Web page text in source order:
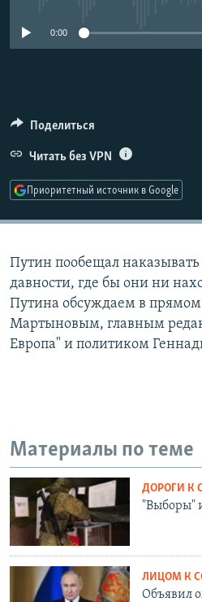
Все сайты РСЕ/РС
0:00
Поделиться
Читать без VPN
Приоритетный источник в Google
Путин пообещал наказывать
давности, где бы они ни
Путина обсуждаем в
Мартыновым, главным
Европа" и политиком
Материалы по теме
ДОРОГИ К
"Выборы"
ЛИЦОМ К
Объявил